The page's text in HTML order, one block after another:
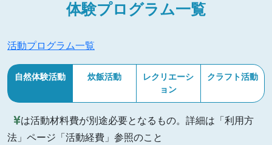
体験プログラム一覧
活動プログラム一覧
自然体験活動 炊飯活動
レクリエーシ
ョン
クラフト活動
は活動材料費が別途必要となるもの。詳細は「利用方
法」ページ「活動経費」参照のこと